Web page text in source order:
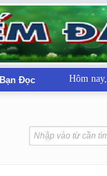
Đọc Hôm nay,